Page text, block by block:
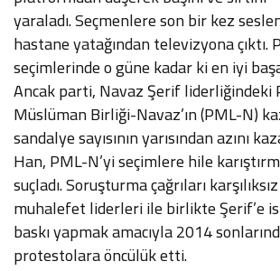
yaraladı. Seçmenlere son bir kez
hastane yatağından televizyona çıktı.
seçimlerinde o güne kadar ki en iyi
Ancak parti, Navaz Şerif liderliğindeki
Müslüman Birliği-Navaz’ın (PML-N)
sandalye sayısının yarısından azını
Han, PML-N’yi seçimlere hile
suçladı. Soruşturma çağrıları
muhalefet liderleri ile birlikte Şerif’e
baskı yapmak amacıyla 2014
protestolara öncülük etti.